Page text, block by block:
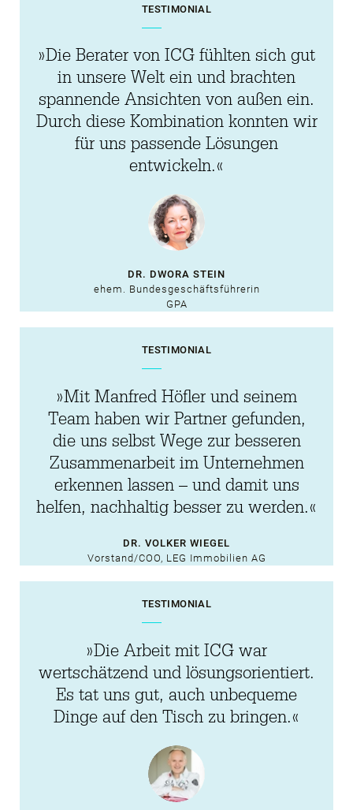
Außensicht
geschickt immer
wieder
einzubringen.«
TESTIMONIAL
»Die Berater von ICG fühlten sich gut
in unsere Welt ein und brachten
spannende Ansichten von außen ein.
Durch diese Kombination konnten wir
für uns passende Lösungen
entwickeln.«
DR. DWORA STEIN
ehem. Bundesgeschäftsführerin
GPA
TESTIMONIAL
»Mit Manfred Höfler und seinem
Team haben wir Partner gefunden,
die uns selbst Wege zur besseren
Zusammenarbeit im Unternehmen
erkennen lassen – und damit uns
helfen, nachhaltig besser zu werden.«
DR. VOLKER WIEGEL
Vorstand/COO, LEG Immobilien AG
TESTIMONIAL
»Die Arbeit mit ICG war
wertschätzend und lösungsorientiert.
Es tat uns gut, auch unbequeme
Dinge auf den Tisch zu bringen.«